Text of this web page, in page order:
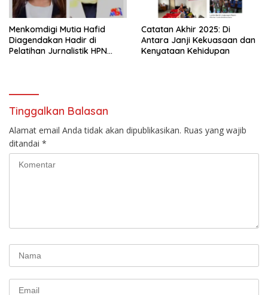
Menkomdigi Mutia Hafid
Diagendakan Hadir di
Pelatihan Jurnalistik HPN
‎Catatan Akhir 2025: Di
Antara Janji Kekuasaan dan
Kenyataan Kehidupan
Tinggalkan Balasan
Alamat email Anda tidak akan dipublikasikan. Ruas yang wajib
ditandai *